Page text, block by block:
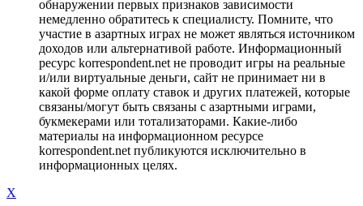
обнаружении первых признаков зависимости
немедленно обратитесь к специалисту. Помните, что
участие в азартных играх не может являться источником
доходов или альтернативой работе. Информационный
ресурс korrespondent.net не проводит игры на реальные
и/или виртуальные деньги, сайт не принимает ни в
какой форме оплату ставок и других платежей, которые
связаны/могут быть связаны с азартными играми,
букмекерами или тотализаторами. Какие-либо
материалы на информационном ресурсе
korrespondent.net публикуются исключительно в
информационных целях.
X